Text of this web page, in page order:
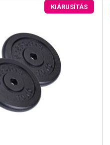
KIÁRUSÍTÁS